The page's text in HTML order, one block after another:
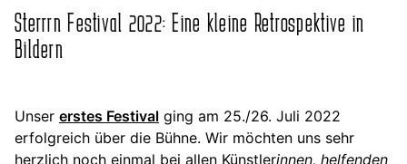
Sterrrn Festival 2022: Eine kleine Retrospektive in
Bildern
Unser erstes Festival ging am 25./26. Juli 2022
erfolgreich über die Bühne. Wir möchten uns sehr
herzlich noch einmal bei allen Künstlerinnen, helfenden